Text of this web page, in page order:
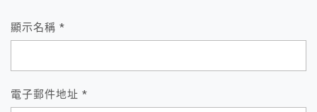
顯示名稱 *
電子郵件地址 *